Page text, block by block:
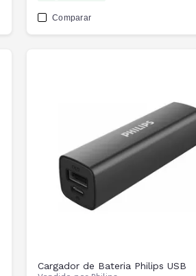
Comparar
Cargador de Bateria Philips USB